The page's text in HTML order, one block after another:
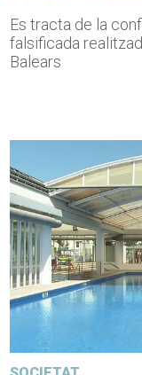
Es tracta de la
falsificada
Balears